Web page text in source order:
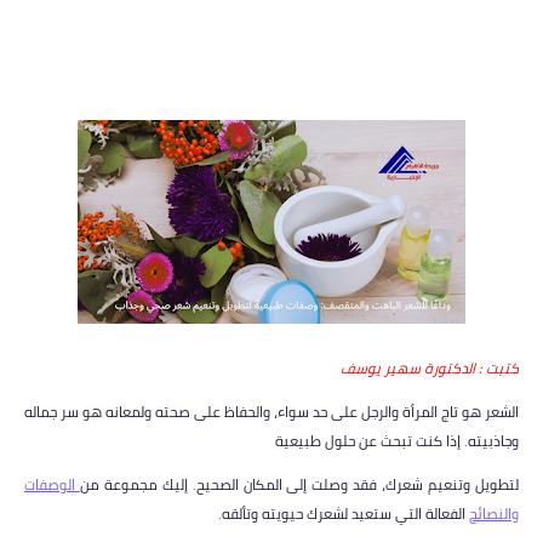
كتبت : الدكتورة سهير يوسف
الشعر هو تاج المرأة والرجل على حد سواء، والحفاظ على صحته ولمعانه هو سر جماله
وجاذبيته. إذا كنت تبحث عن حلول طبيعية
لتطويل وتنعيم شعرك، فقد وصلت إلى المكان الصحيح. إليك مجموعة منالوصفات
والنصائحالفعالة التي ستعيد لشعرك حيويته وتألقه.